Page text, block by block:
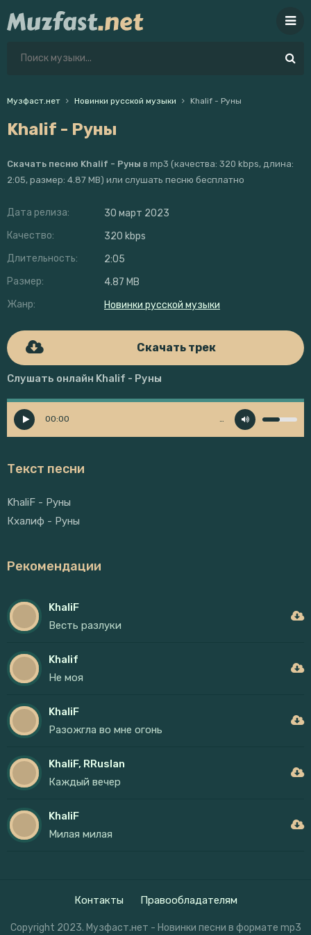
Музфаст.нет Новинки русской музыки Khalif - Руны
Khalif - Руны
Скачать песню Khalif - Руны в mp3 (качества: 320 kbps, длина:
2:05, размер: 4.87 MB) или слушать песню бесплатно
Дата релиза:
30 март 2023
Качество:
320 kbps
Длительность:
2:05
Размер:
4.87 MB
Жанр:
Новинки русской музыки
Скачать трек
Слушать онлайн Khalif - Руны
00:00 …
Текст песни
KhaliF - Руны
Кхалиф - Руны
Рекомендации
KhaliF
Весть разлуки
Khalif
Не моя
KhaliF
Разожгла во мне огонь
KhaliF, RRuslan
Каждый вечер
KhaliF
Милая милая
Контакты Правообладателям
Copyright 2023. Музфаст.нет - Новинки песни в формате mp3